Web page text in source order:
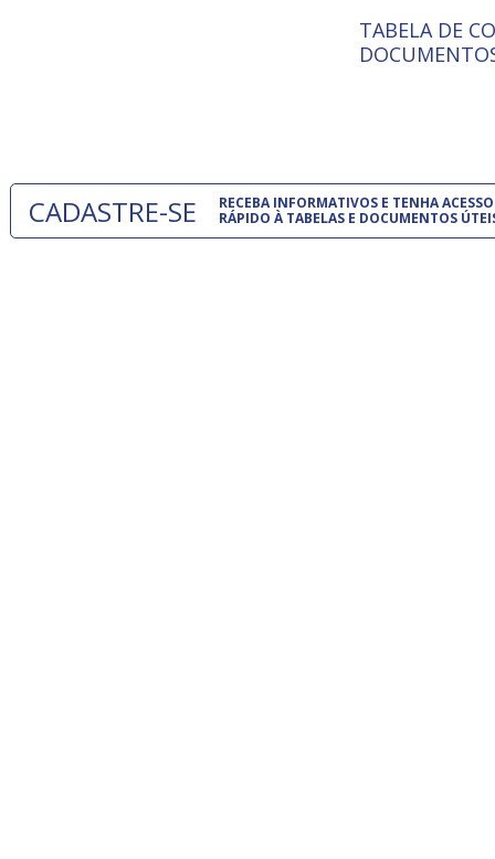
ISO 9001:
A
TABELA DE
CADASTRE-SE
RECEBA INFORMATIVOS E TENHA ACESSO
RÁPIDO À TABELAS E DOCUMENTOS